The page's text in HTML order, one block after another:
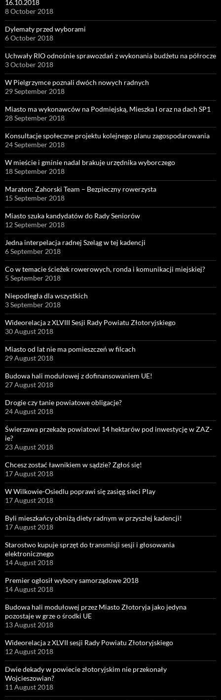
16.10.2018
8 October 2018
Dylematy przed wyborami
6 October 2018
Uchwały RIO odnośnie sprawozdań z wykonania budżetu na półrocze
3 October 2018
W Pielgrzymce poznali dwóch nowych radnych
29 September 2018
Miasto ma wykonawców na Podmiejską, Mieszka I oraz na dach SP1
28 September 2018
Konsultacje społeczne projektu kolejnego planu zagospodarowania
24 September 2018
W mieście i gminie nadal brakuje urzędnika wyborczego
18 September 2018
Maraton: Zahorski Team – Bezpieczny rowerzysta
15 September 2018
Miasto szuka kandydatów do Rady Seniorów
12 September 2018
Jedna interpelacja radnej Szeląg w tej kadencji
6 September 2018
Co w temacie ścieżek rowerowych, ronda i komunikacji miejskiej?
5 September 2018
Niepodległa dla wszystkich
3 September 2018
Wideorelacja z XLVIII Sesji Rady Powiatu Złotoryjskiego
30 August 2018
Miasto od lat nie ma pomieszczeń w filcach
29 August 2018
Budowa hali modułowej z dofinansowaniem UE!
27 August 2018
Drogie czy tanie powiatowe obligacje?
24 August 2018
Świerzawa przekaże powiatowi 14 hektarów pod inwestycję w ZAZ-
ie?
23 August 2018
Chcesz zostać ławnikiem w sądzie? Zgłoś się!
17 August 2018
W Wilkowie-Osiedlu poprawi się zasięg sieci Play
17 August 2018
Byli mieszkańcy obniżą diety radnym w przyszłej kadencji!
17 August 2018
Starostwo kupuje sprzęt do transmisji sesji i głosowania
elektronicznego
14 August 2018
Premier ogłosił wybory samorządowe 2018
14 August 2018
Budowa hali modułowej przez Miasto Złotoryja jako jedyna
pozostaje w grze o środki UE
13 August 2018
Wideorelacja z XLVII sesji Rady Powiatu Złotoryjskiego
12 August 2018
Dwie dekady w powiecie złotoryjskim nie przekonały
Wojcieszowian?
11 August 2018